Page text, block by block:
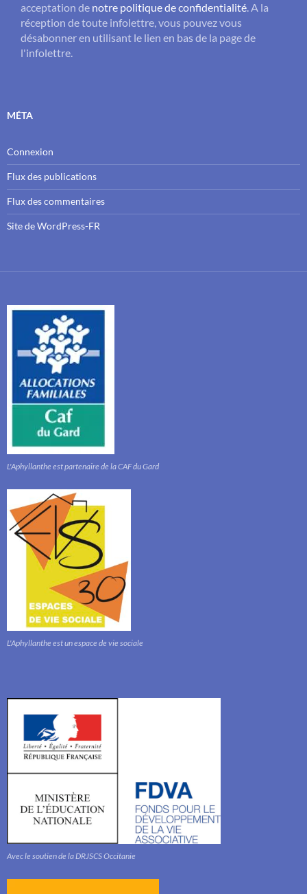
acceptation de notre politique de confidentialité. A la
réception de toute infolettre, vous pouvez vous
désabonner en utilisant le lien en bas de la page de
l'infolettre.
MÉTA
Connexion
Flux des publications
Flux des commentaires
Site de WordPress-FR
L'Aphyllanthe est partenaire de la CAF du Gard
L'Aphyllanthe est un espace de vie sociale
Avec le soutien de la DRJSCS Occitanie